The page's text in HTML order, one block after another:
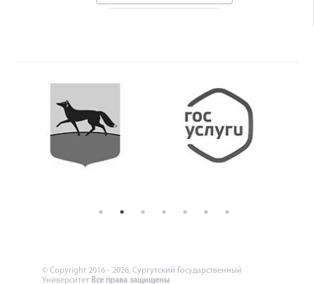
© Copyright 2016 - 2026, Сургутский Государственный
Университет Все права защищены